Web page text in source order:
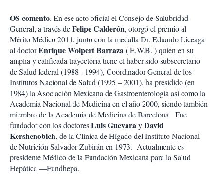
OS comento. En ese acto oficial el Consejo de Salubridad
General, a través deFelipe Calderón, otorgó el premio al
Mérito Médico 2011, junto con la medalla Dr. Eduardo Liceaga
al doctorEnrique Wolpert Barraza( E.W.B. ) quien en su
amplia y calificada trayectoria tiene el haber sido subsecretario
de Salud federal (1988– 1994), Coordinador General de los
Institutos Nacional de Salud (1995 – 2001), ha presidido (en
1984) la Asociación Mexicana de Gastroenterología así como la
Academia Nacional de Medicina en el año 2000, siendo también
miembro de la Academia de Medicina de Barcelona. Fue
fundador con los doctoresLuis GuevarayDavid
Kershenobich, de la Clínica de Hígado del Instituto Nacional
de Nutrición Salvador Zubirán en 1973. Actualmente es
presidente Médico de la Fundación Mexicana para la Salud
Hepática —Fundhepa.